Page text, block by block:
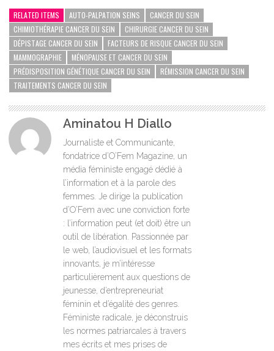
RELATED ITEMS AUTO-PALPATION SEINS
CANCER DU SEIN
CHIMIOTHÉRAPIE CANCER DU SEIN
CHIRURGIE CANCER DU SEIN
DÉPISTAGE CANCER DU SEIN
FACTEURS DE RISQUE CANCER DU SEIN
MAMMOGRAPHIE
MÉNOPAUSE ET CANCER DU SEIN
PRÉDISPOSITION GÉNÉTIQUE CANCER DU SEIN
RÉMISSION CANCER DU SEIN
TRAITEMENTS CANCER DU SEIN
Aminatou H Diallo
Journaliste et Communicante,
fondatrice d’O’Fem Magazine, un
média féministe engagé dédié à
l’information et à la parole des
femmes. Je dirige la publication
d’O’Fem avec une conviction forte
: l’information peut (et doit) être un
outil de libération. Passionnée par
le web, l’audiovisuel et les formats
innovants, je m’intéresse
particulièrement aux questions de
jeunesse, d’entrepreneuriat
féminin et d’égalité des genres.
Féministe radicale, je déconstruis
les normes patriarcales à travers
mes écrits et mes prises de